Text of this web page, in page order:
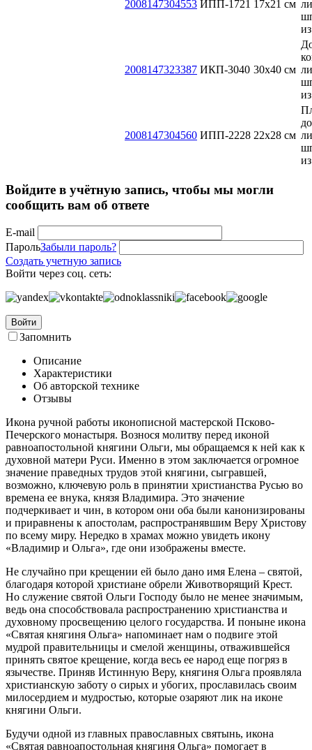
2008147304553 ИПП-1721 17х21 см
2008147323387 ИКП-3040 30x40 см
2008147304560 ИПП-2228 22х28 см
Войдите в учётную запись, чтобы мы могли
сообщить вам об ответе
E-mail
ПарольЗабыли пароль?
Создать учетную запись
Войти через соц. сеть:
Войти
Запомнить
Описание
Характеристики
Об авторской технике
Отзывы
Икона ручной работы иконописной мастерской Псково-
Печерского монастыря. Вознося молитву перед иконой
равноапостольной княгини Ольги, мы обращаемся к ней как к
духовной матери Руси. Именно в этом заключается огромное
значение праведных трудов этой княгини, сыгравшей,
возможно, ключевую роль в принятии христианства Русью во
времена ее внука, князя Владимира. Это значение
подчеркивает и чин, в котором они оба были канонизированы
и приравнены к апостолам, распространявшим Веру Христову
по всему миру. Нередко в храмах можно увидеть икону
«Владимир и Ольга», где они изображены вместе.
Не случайно при крещении ей было дано имя Елена – святой,
благодаря которой христиане обрели Животворящий Крест.
Но служение святой Ольги Господу было не менее значимым,
ведь она способствовала распространению христианства и
духовному просвещению целого государства. И поныне икона
«Святая княгиня Ольга» напоминает нам о подвиге этой
мудрой правительницы и смелой женщины, отважившейся
принять святое крещение, когда весь ее народ еще погряз в
язычестве. Приняв Истинную Веру, княгиня Ольга проявляла
христианскую заботу о сирых и убогих, прославилась своим
милосердием и мудростью, которые озаряют лик на иконе
княгини Ольги.
Будучи одной из главных православных святынь, икона
«Святая равноапостольная княгиня Ольга» помогает в